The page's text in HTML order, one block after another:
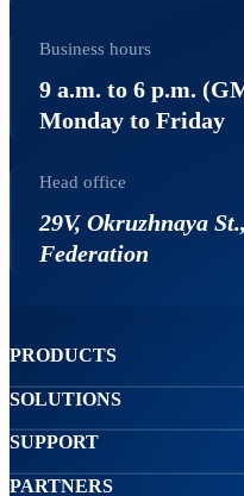
Business hours
9 a.m. to 6 p.m.
Monday to Friday
Head office
29V, Okruzhnaya
Federation
PRODUCTS
SOLUTIONS
SUPPORT
PARTNERS